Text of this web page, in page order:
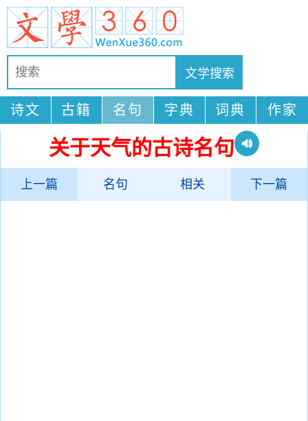
诗文 古籍 名句 字典 词典 作家
关于天气的古诗名句
上一篇 名句 相关 下一篇